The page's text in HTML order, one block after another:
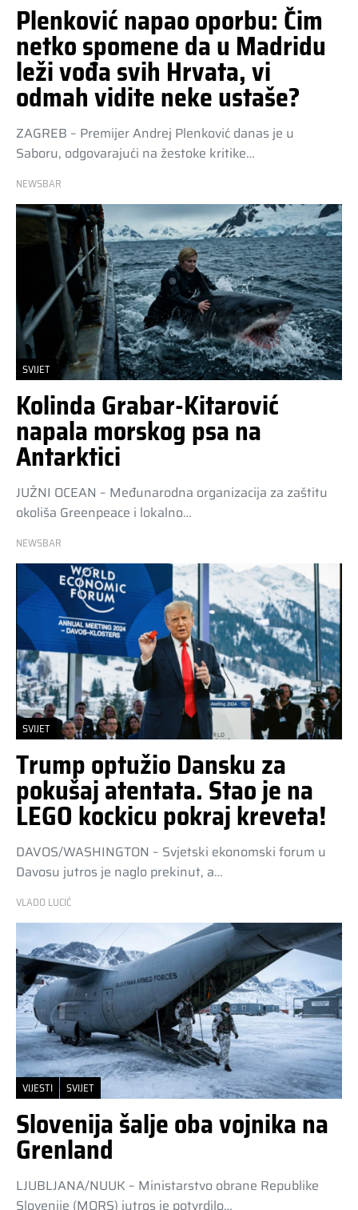
Plenković napao oporbu: Čim
netko spomene da u Madridu
leži vođa svih Hrvata, vi
odmah vidite neke ustaše?
ZAGREB – Premijer Andrej Plenković danas je u
Saboru, odgovarajući na žestoke kritike…
NEWSBAR
SVIJET
Kolinda Grabar-Kitarović
napala morskog psa na
Antarktici
JUŽNI OCEAN – Međunarodna organizacija za zaštitu
okoliša Greenpeace i lokalno…
NEWSBAR
SVIJET
Trump optužio Dansku za
pokušaj atentata. Stao je na
LEGO kockicu pokraj kreveta!
DAVOS/WASHINGTON – Svjetski ekonomski forum u
Davosu jutros je naglo prekinut, a…
VLADO LUCIĆ
VIJESTI SVIJET
Slovenija šalje oba vojnika na
Grenland
LJUBLJANA/NUUK – Ministarstvo obrane Republike
Slovenije (MORS) jutros je potvrdilo…